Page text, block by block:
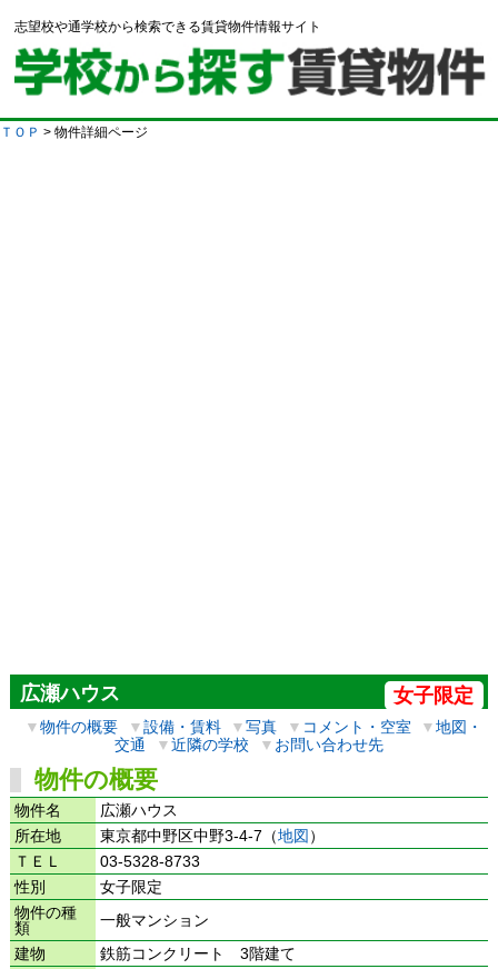
志望校や通学校から検索できる賃貸物件情報サイト
ＴＯＰ > 物件詳細ページ
広瀬ハウス 女子限定
▼物件の概要 ▼設備・賃料 ▼写真 ▼ コメント・空室 ▼地図・
交通
▼近隣の学校 ▼ お問い合わせ先
物件の概要
物件名
広瀬ハウス
所在地
東京都中野区中野3-4-7（地図 ）
ＴＥＬ
03-5328-8733
性別
女子限定
物件の種
類
一般マンション
建物
鉄筋コンクリート 3階建て